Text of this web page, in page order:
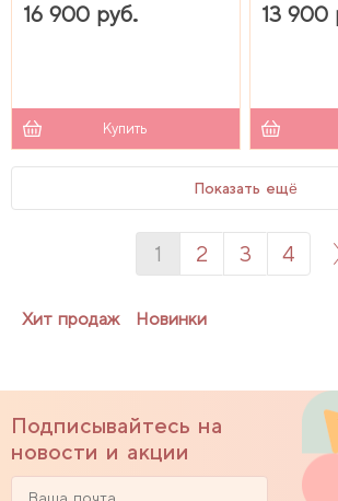
16 900 руб.
Купить
13 900
Показать ещё
1 2 3 4
Хит продаж Новинки
Подписывайтесь на
новости и акции